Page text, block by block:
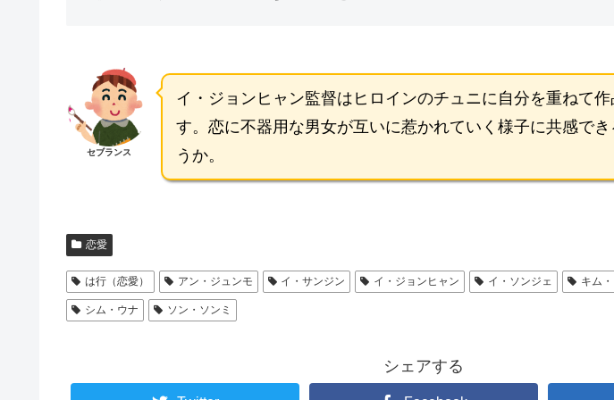
セブランス
イ・ジョンヒャン監督はヒロインのチュニに自分を重ねて
す。恋に不器用な男女が互いに惹かれていく様子に共感で
うか。
恋愛
は行（恋愛） アン・ジュンモ イ・サンジン イ・ジョンヒャン イ・ソンジェ キム
シム・ウナ ソン・ソンミ
シェアする